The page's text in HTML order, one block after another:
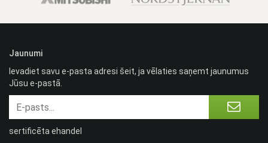
Jaunumi
Ievadiet savu e-pasta adresi šeit, ja vēlaties saņemt jaunumus
Jūsu e-pastā.
sertificēta ehandel